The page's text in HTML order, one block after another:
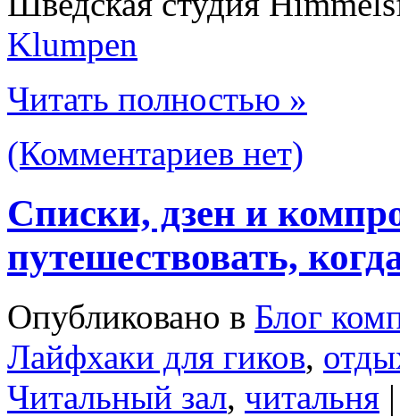
Klumpen
Читать полностью »
(Комментариев нет)
Списки, дзен и
путешествовать,
Опубликовано в Блог
Лайфхаки для гиков,
Читальный зал, читальня